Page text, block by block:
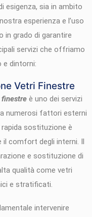
esigenza, sia in ambito
esperienza e l’uso
in grado di garantire
servizi che offriamo
e dintorni:
Vetri Finestre
finestre è uno dei servizi
numerosi fattori esterni
sostituzione è
il comfort degli interni. Il
e sostituzione di
qualità come vetri
e stratificati.
intervenire